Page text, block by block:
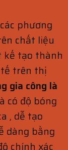
phương
chất liệu
kế tạo thành
trên thị
gia công là
có độ bóng
, dễ tạo
dàng bằng
chính xác